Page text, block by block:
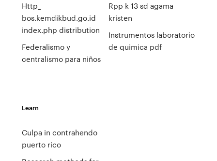
Http_
bos.kemdikbud.go.id
index.php distribution
Federalismo y
centralismo para niños
Rpp k 13 sd agama
kristen
Instrumentos laboratorio
de quimica pdf
Learn
Culpa in contrahendo
puerto rico